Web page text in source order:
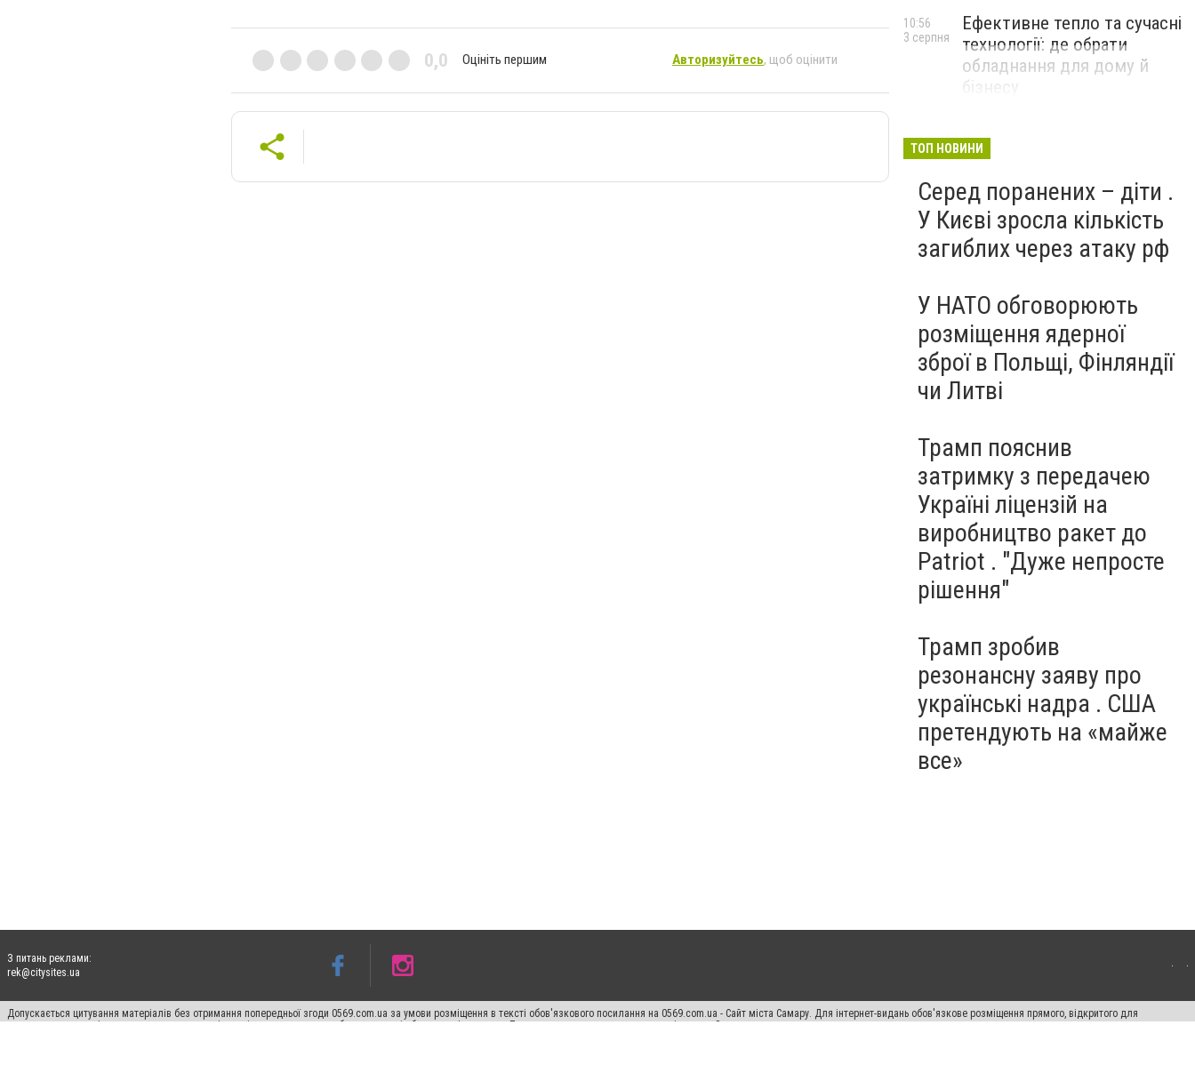
0,0 Оцініть першим Авторизуйтесь, щоб оцінити
Ефективне тепло та сучасні
технології: де обрати
обладнання для дому й
бізнесу
10:56
3 серпня
ТОП НОВИНИ
Серед поранених – діти .
У Києві зросла кількість
загиблих через атаку рф
У НАТО обговорюють
розміщення ядерної
зброї в Польщі, Фінляндії
чи Литві
Трамп пояснив
затримку з передачею
Україні ліцензій на
виробництво ракет до
Patriot . "Дуже непросте
рішення"
Трамп зробив
резонансну заяву про
українські надра . США
претендують на «майже
все»
З питань реклами:
rek@citysites.ua
Допускається цитування матеріалів без отримання попередньої згоди 0569.com.ua за умови розміщення в тексті обов'язкового посилання на 0569.com.ua - Сайт міста Самару. Для інтернет-видань обов'язкове розміщення прямого, відкритого для
пошукових систем гіперпосилання на цитовані статті не нижче другого абзацу в тексті або в якості джерела. Порушення виняткових прав переслідується Законом.